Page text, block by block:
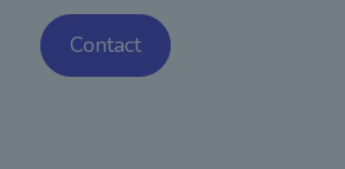
Contact